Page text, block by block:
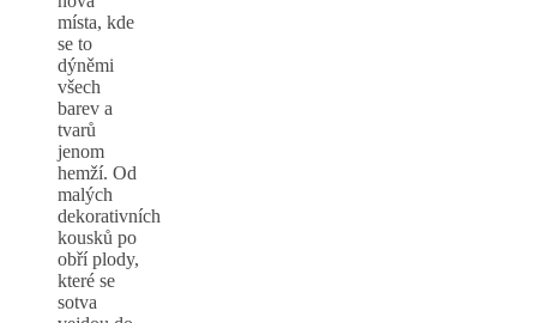
místa, kde
se to
dýněmi
všech
barev a
tvarů
jenom
hemží. Od
malých
dekorativních
kousků po
obří plody,
které se
sotva